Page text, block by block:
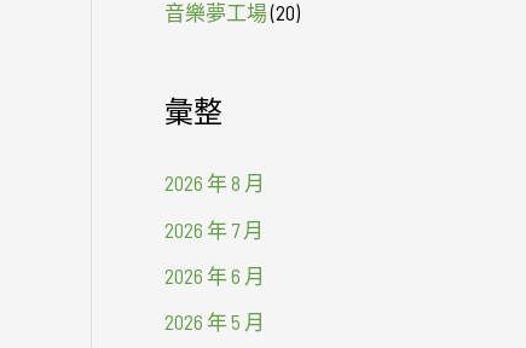
音樂夢工場(20)
彙整
2026 年 8 月
2026 年 7 月
2026 年 6 月
2026 年 5 月